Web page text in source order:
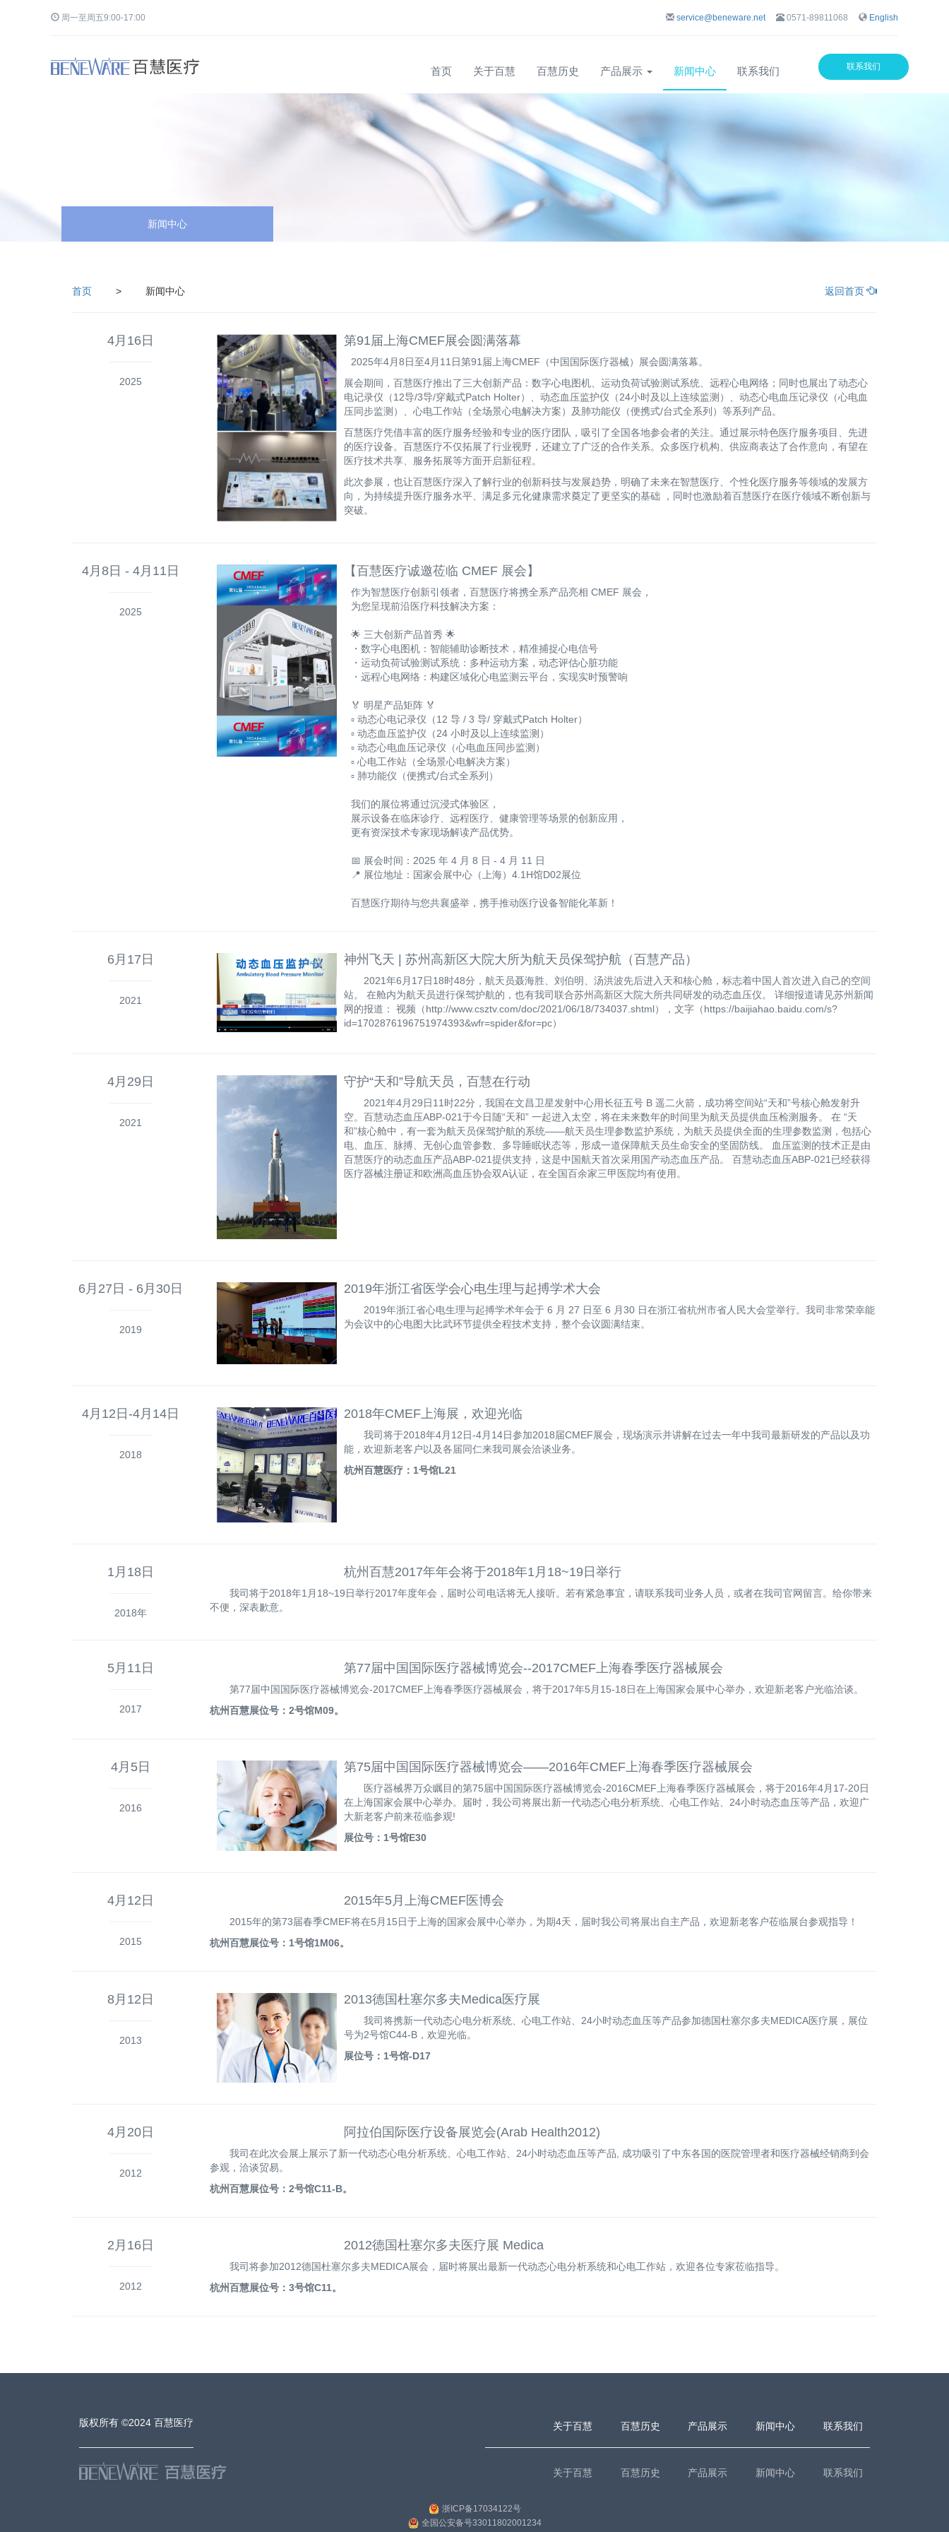
周一至周五9:00-17:00 service@beneware.net 0571-89811068 English
联系我们
首页 关于百慧 百慧历史 产品展示 新闻中心 联系我们
新闻中心
首页 > 新闻中心 返回首页
4月16日
2025
第91届上海CMEF展会圆满落幕
2025年4月8日至4月11日第91届上海CMEF（中国国际医疗器械）展会圆满落幕。
展会期间，百慧医疗推出了三大创新产品：数字心电图机、运动负荷试验测试系统、远程心电网络；同时也展出了动态心
电记录仪（12导/3导/穿戴式Patch Holter）、动态血压监护仪（24小时及以上连续监测）、动态心电血压记录仪（心电血
压同步监测）、心电工作站（全场景心电解决方案）及肺功能仪（便携式/台式全系列）等系列产品。
百慧医疗凭借丰富的医疗服务经验和专业的医疗团队，吸引了全国各地参会者的关注。通过展示特色医疗服务项目、先进
的医疗设备。百慧医疗不仅拓展了行业视野，还建立了广泛的合作关系。众多医疗机构、供应商表达了合作意向，有望在
医疗技术共享、服务拓展等方面开启新征程。
此次参展，也让百慧医疗深入了解行业的创新科技与发展趋势，明确了未来在智慧医疗、个性化医疗服务等领域的发展方
向，为持续提升医疗服务水平、满足多元化健康需求奠定了更坚实的基础 ，同时也激励着百慧医疗在医疗领域不断创新与
突破。
4月8日 - 4月11日
2025
【百慧医疗诚邀莅临 CMEF 展会】
作为智慧医疗创新引领者，百慧医疗将携全系产品亮相 CMEF 展会，
为您呈现前沿医疗科技解决方案：
🌟 三大创新产品首秀 🌟
・数字心电图机：智能辅助诊断技术，精准捕捉心电信号
・运动负荷试验测试系统：多种运动方案，动态评估心脏功能
・远程心电网络：构建区域化心电监测云平台，实现实时预警响
🏅 明星产品矩阵 🏅
▫ 动态心电记录仪（12 导 / 3 导/ 穿戴式Patch Holter）
▫ 动态血压监护仪（24 小时及以上连续监测）
▫ 动态心电血压记录仪（心电血压同步监测）
▫ 心电工作站（全场景心电解决方案）
▫ 肺功能仪（便携式/台式全系列）
我们的展位将通过沉浸式体验区，
展示设备在临床诊疗、远程医疗、健康管理等场景的创新应用，
更有资深技术专家现场解读产品优势。
📅 展会时间：2025 年 4 月 8 日 - 4 月 11 日
📍 展位地址：国家会展中心（上海）4.1H馆D02展位
百慧医疗期待与您共襄盛举，携手推动医疗设备智能化革新！
6月17日
2021
神州飞天 | 苏州高新区大院大所为航天员保驾护航（百慧产品）
2021年6月17日18时48分，航天员聂海胜、刘伯明、汤洪波先后进入天和核心舱，标志着中国人首次进入自己的空间
站。 在舱内为航天员进行保驾护航的，也有我司联合苏州高新区大院大所共同研发的动态血压仪。 详细报道请见苏州新闻
网的报道： 视频（http://www.csztv.com/doc/2021/06/18/734037.shtml），文字（https://baijiahao.baidu.com/s?
id=1702876196751974393&wfr=spider&for=pc）
4月29日
2021
守护“天和”导航天员，百慧在行动
2021年4月29日11时22分，我国在文昌卫星发射中心用长征五号 B 遥二火箭，成功将空间站“天和”号核心舱发射升
空。百慧动态血压ABP-021于今日随“天和” 一起进入太空，将在未来数年的时间里为航天员提供血压检测服务。 在 “天
和”核心舱中，有一套为航天员保驾护航的系统——航天员生理参数监护系统，为航天员提供全面的生理参数监测，包括心
电、血压、脉搏、无创心血管参数、多导睡眠状态等，形成一道保障航天员生命安全的坚固防线。 血压监测的技术正是由
百慧医疗的动态血压产品ABP-021提供支持，这是中国航天首次采用国产动态血压产品。 百慧动态血压ABP-021已经获得
医疗器械注册证和欧洲高血压协会双A认证，在全国百余家三甲医院均有使用。
6月27日 - 6月30日
2019
2019年浙江省医学会心电生理与起搏学术大会
2019年浙江省心电生理与起搏学术年会于 6 月 27 日至 6 月30 日在浙江省杭州市省人民大会堂举行。我司非常荣幸能
为会议中的心电图大比武环节提供全程技术支持，整个会议圆满结束。
4月12日-4月14日
2018
2018年CMEF上海展，欢迎光临
我司将于2018年4月12日-4月14日参加2018届CMEF展会，现场演示并讲解在过去一年中我司最新研发的产品以及功
能，欢迎新老客户以及各届同仁来我司展会洽谈业务。
杭州百慧医疗：1号馆L21
1月18日
2018年
杭州百慧2017年年会将于2018年1月18~19日举行
我司将于2018年1月18~19日举行2017年度年会，届时公司电话将无人接听。若有紧急事宜，请联系我司业务人员，或者在我司官网留言。给你带来
不便，深表歉意。
5月11日
2017
第77届中国国际医疗器械博览会--2017CMEF上海春季医疗器械展会
第77届中国国际医疗器械博览会-2017CMEF上海春季医疗器械展会，将于2017年5月15-18日在上海国家会展中心举办，欢迎新老客户光临洽谈。
杭州百慧展位号：2号馆M09。
4月5日
2016
第75届中国国际医疗器械博览会——2016年CMEF上海春季医疗器械展会
医疗器械界万众瞩目的第75届中国国际医疗器械博览会-2016CMEF上海春季医疗器械展会，将于2016年4月17-20日
在上海国家会展中心举办。届时，我公司将展出新一代动态心电分析系统、心电工作站、24小时动态血压等产品，欢迎广
大新老客户前来莅临参观!
展位号：1号馆E30
4月12日
2015
2015年5月上海CMEF医博会
2015年的第73届春季CMEF将在5月15日于上海的国家会展中心举办，为期4天，届时我公司将展出自主产品，欢迎新老客户莅临展台参观指导！
杭州百慧展位号：1号馆1M06。
8月12日
2013
2013德国杜塞尔多夫Medica医疗展
我司将携新一代动态心电分析系统、心电工作站、24小时动态血压等产品参加德国杜塞尔多夫MEDICA医疗展，展位
号为2号馆C44-B，欢迎光临。
展位号：1号馆-D17
4月20日
2012
阿拉伯国际医疗设备展览会(Arab Health2012)
我司在此次会展上展示了新一代动态心电分析系统、心电工作站、24小时动态血压等产品, 成功吸引了中东各国的医院管理者和医疗器械经销商到会
参观，洽谈贸易。
杭州百慧展位号：2号馆C11-B。
2月16日
2012
2012德国杜塞尔多夫医疗展 Medica
我司将参加2012德国杜塞尔多夫MEDICA展会，届时将展出最新一代动态心电分析系统和心电工作站，欢迎各位专家莅临指导。
杭州百慧展位号：3号馆C11。
版权所有 ©2024百慧医疗 关于百慧 百慧历史 产品展示 新闻中心 联系我们
关于百慧 百慧历史 产品展示 新闻中心 联系我们
浙ICP备17034122号
全国公安备号33011802001234